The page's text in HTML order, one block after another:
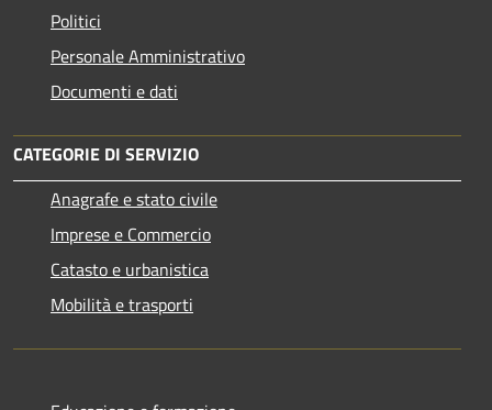
Politici
Personale Amministrativo
Documenti e dati
CATEGORIE DI SERVIZIO
Anagrafe e stato civile
Imprese e Commercio
Catasto e urbanistica
Mobilità e trasporti